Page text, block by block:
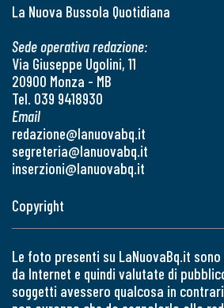
La Nuova Bussola Quotidiana
Sede operativa redazione:
Via Giuseppe Ugolini, 11
20900 Monza - MB
Tel. 039 9418930
Email
redazione@lanuovabq.it
segreteria@lanuovabq.it
inserzioni@lanuovabq.it
Copyright
Le foto presenti su LaNuovaBq.it
da Internet e quindi valutate di
soggetti avessero qualcosa in